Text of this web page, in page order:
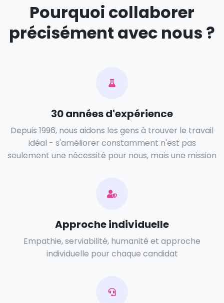
Pourquoi collaborer
précisément avec nous ?
30 années d'expérience
Depuis 1996, nous aidons les gens à trouver le travail
idéal - s'améliorer constamment n'est pas
seulement une nécessité pour nous, mais une mission
Approche individuelle
Empathie, serviabilité, humanité et approche
individuelle pour chaque candidat